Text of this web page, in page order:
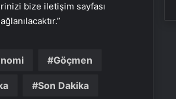
bize iletişim sayfası
Göçmen
Son Dakika
Eş Anlamlısı Nedir? Sağlık
Eş Anlamlıları Nelerdir?
kadar zayıflayacaksınız!
cayır cayır yakıyor, karnı
yapıyor! Diyet kabak